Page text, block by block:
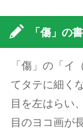
「傷」の
「傷」の「イ
てタテに細く
目を左はらい
目のヨコ画が